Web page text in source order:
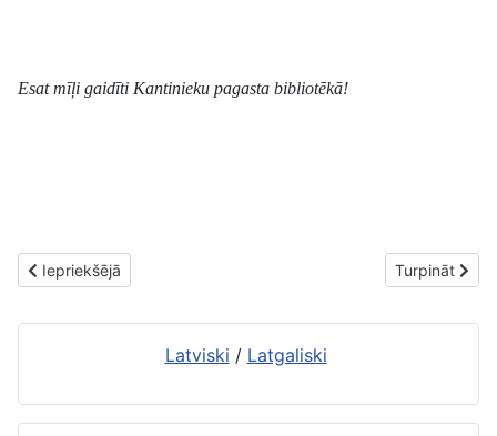
Esat mīļi gaidīti Kantinieku pagasta bibliotēkā!
Iepriekšējais raksts: Par Nautrēnu pagasta bibliotēku
Iepriekšējā Nākamais
Turpināt
Latviski / Latgaliski